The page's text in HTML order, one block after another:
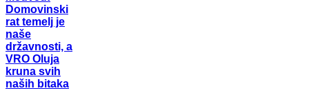
Domovinski
rat temelj je
naše
državnosti, a
VRO Oluja
kruna svih
naših bitaka